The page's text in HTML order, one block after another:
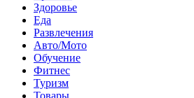
Здоровье
Еда
Развлечения
Авто/Мото
Обучение
Фитнес
Туризм
Товары